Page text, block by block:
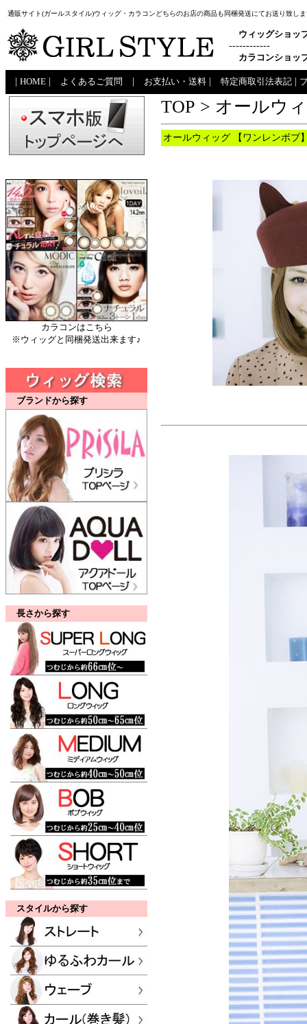
通販サイト(ガールスタイル)ウィッグ・カラコンどちらのお店の商品も同梱発送にてお送り致し
ウィッグショッ
------------
カラコンショッ
HOME よくあるご質問 お支払い・送料 特定商取引法表記
カラコンはこちら
※ウィッグと同梱発送出来ます♪
ブランドから探す
長さから探す
スタイルから探す
TOP > オールウ
オールウィッグ 【ワンレンボブ